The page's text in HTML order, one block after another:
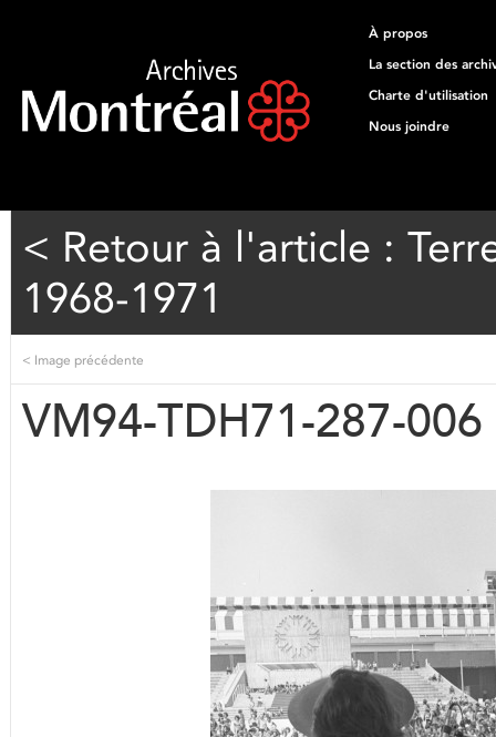
À propos
La section des
Charte d'utilisation
Nous joindre
< Retour à l'article :
1968-1971
< Image précédente
VM94-TDH71-287-006